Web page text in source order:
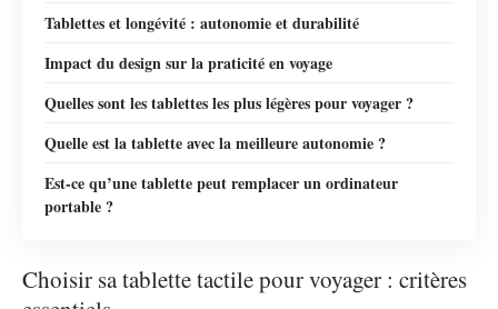
Tablettes et longévité : autonomie et durabilité
Impact du design sur la praticité en voyage
Quelles sont les tablettes les plus légères pour voyager ?
Quelle est la tablette avec la meilleure autonomie ?
Est-ce qu’une tablette peut remplacer un ordinateur
portable ?
Choisir sa tablette tactile pour voyager : critères